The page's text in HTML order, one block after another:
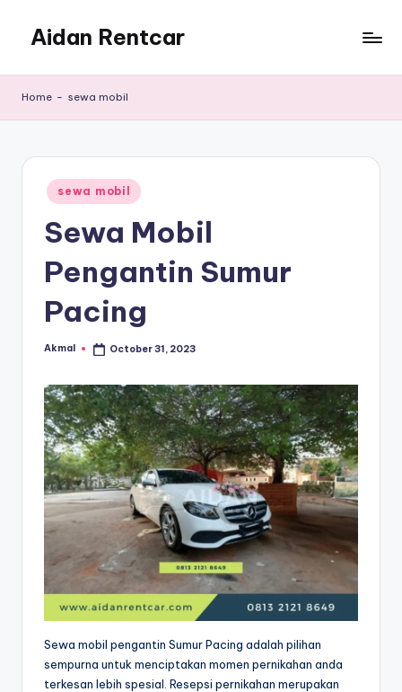
content
Aidan Rentcar
Murah
Home - sewa mobil
Posted
in
sewa mobil
Sewa Mobil
Pengantin Sumur
Pacing
Posted
Akmal October 31, 2023
Sewa mobil pengantin Sumur Pacing adalah pilihan
sempurna untuk menciptakan momen pernikahan anda
terkesan lebih spesial. Resepsi pernikahan merupakan